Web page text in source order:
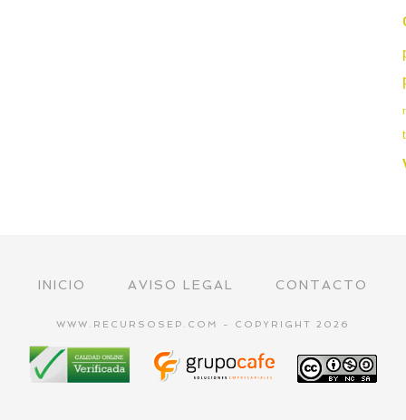
INICIO AVISO LEGAL CONTACTO
WWW.RECURSOSEP.COM - COPYRIGHT 2026